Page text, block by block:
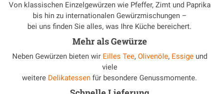
Von klassischen Einzelgewürzen wie Pfeffer, Zimt und Paprika
bis hin zu internationalen Gewürzmischungen –
bei uns finden Sie alles, was Ihre Küche bereichert.
Mehr als Gewürze
Neben Gewürzen bieten wir Eilles Tee, Olivenöle, Essigeund
viele
weitere Delikatessen für besondere Genussmomente.